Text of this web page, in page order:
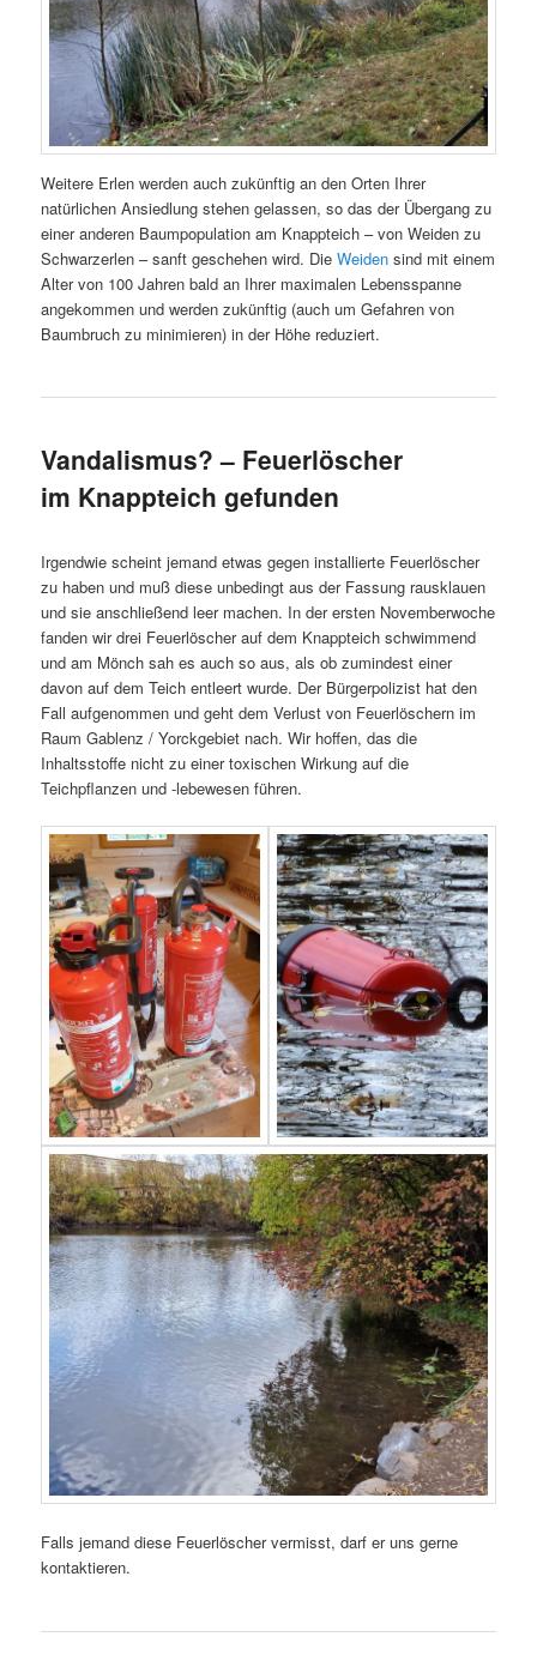
Weitere Erlen werden auch zukünftig an den Orten Ihrer
natürlichen Ansiedlung stehen gelassen, so das der Übergang zu
einer anderen Baumpopulation am Knappteich – von Weiden zu
Schwarzerlen – sanft geschehen wird. DieWeiden sind mit einem
Alter von 100 Jahren bald an Ihrer maximalen Lebensspanne
angekommen und werden zukünftig (auch um Gefahren von
Baumbruch zu minimieren) in der Höhe reduziert.
Vandalismus? – Feuerlöscher
im Knappteich gefunden
Irgendwie scheint jemand etwas gegen installierte Feuerlöscher
zu haben und muß diese unbedingt aus der Fassung rausklauen
und sie anschließend leer machen. In der ersten Novemberwoche
fanden wir drei Feuerlöscher auf dem Knappteich schwimmend
und am Mönch sah es auch so aus, als ob zumindest einer
davon auf dem Teich entleert wurde. Der Bürgerpolizist hat den
Fall aufgenommen und geht dem Verlust von Feuerlöschern im
Raum Gablenz / Yorckgebiet nach. Wir hoffen, das die
Inhaltsstoffe nicht zu einer toxischen Wirkung auf die
Teichpflanzen und -lebewesen führen.
Falls jemand diese Feuerlöscher vermisst, darf er uns gerne
kontaktieren.